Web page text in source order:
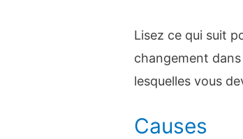
Lisez ce qui suit
changement
lesquelles vous
Causes